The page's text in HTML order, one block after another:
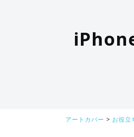
アートカバー > お役立